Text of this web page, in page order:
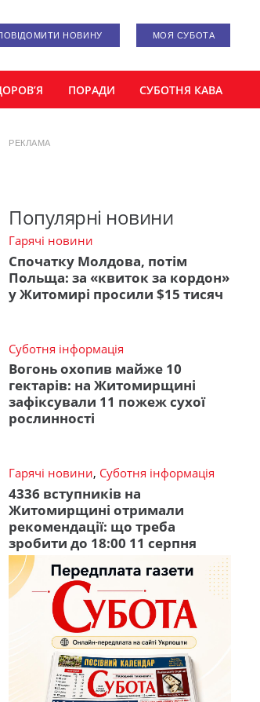
НОВИНУ МОЯ СУБОТА
ПОРАДИ СУБОТНЯ КАВА
РЕКЛАМА
Популярні новини
Гарячі новини
Спочатку Молдова, потім
Польща: за «квиток за кордон»
у Житомирі просили $15 тисяч
Суботня інформація
Вогонь охопив майже 10
гектарів: на Житомирщині
зафіксували 11 пожеж сухої
рослинності
Гарячі новини, Суботня інформація
4336 вступників на
Житомирщині отримали
рекомендації: що треба
зробити до 18:00 11 серпня